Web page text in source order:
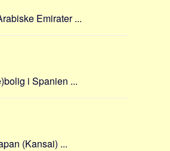
Emirater ...
i Spanien ...
(Kansai) ...